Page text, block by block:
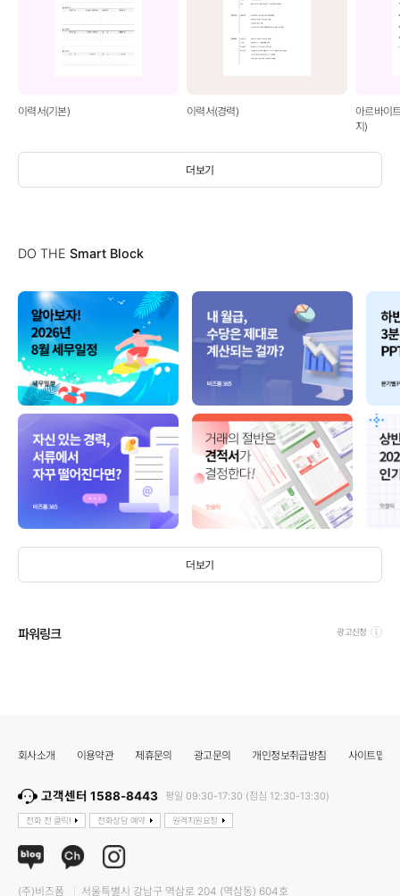
더보기
이력서(기본) 이력서(경력)
아르바이
지)
DO THE Smart Block
더보기
파워링크 광고신청
회사소개 이용약관 제휴문의 광고문의 개인정보취급방침 사이트맵
고객센터 1588-8443 평일 09:30-17:30 (점심 12:30-13:30)
전화 전 클릭! 전화상담 예약 원격지원요청
(주)비즈폼 서울특별시 강남구 역삼로 204 (역삼동) 604호